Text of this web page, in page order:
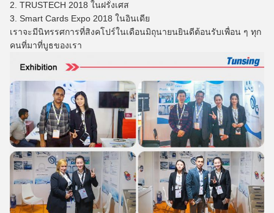
2. TRUSTECH 2018 ในฝรั่งเศส
3. Smart Cards Expo 2018 ในอินเดีย
เราจะมีนิทรรศการที่สิงคโปร์ในเดือนมิถุนายนยินดีต้อนรับเพื่อน ๆ ทุก
คนที่มาที่บูธของเรา